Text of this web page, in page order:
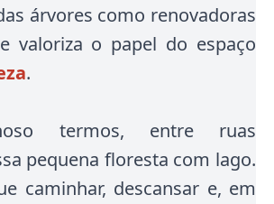
árvores como renovadoras
valoriza o papel do espaço
.
termos, entre ruas
pequena floresta com lago.
caminhar, descansar e, em